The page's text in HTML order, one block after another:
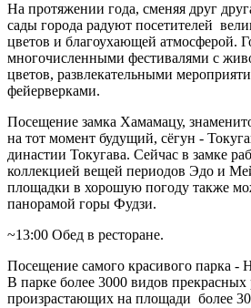
На протяжении года, сменяя друг
сады города радуют посетителей
цветов и благоухающей атмосферой.
многочисленными фестивалями с
цветов, развлекательными
фейерверками.
Посещение замка Хамамацу,
на тот момент будущий, сёгун -
династии Токугава. Сейчас в замке
коллекцией вещей периодов Эдо и
площадки в хорошую погоду также
панорамой горы Фудзи.
~13:00 Обед в ресторане.
Посещение самого красивого парка -
В парке более 3000 видов прекрасных
произрастающих на площади более